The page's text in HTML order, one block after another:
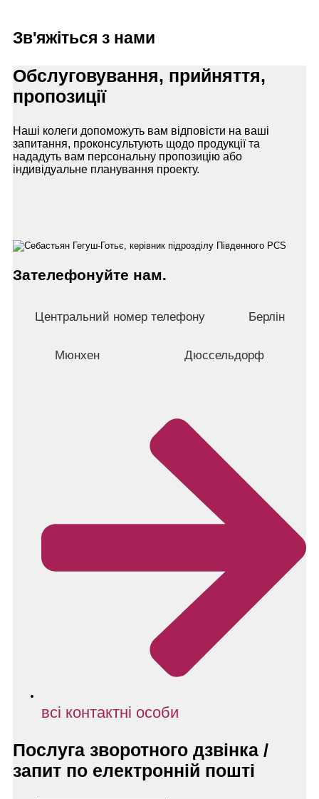
Зв'яжіться з нами
Обслуговування, прийняття,
пропозиції
Наші колеги допоможуть вам відповісти на ваші
запитання, проконсультують щодо продукції та
нададуть вам персональну пропозицію або
індивідуальне планування проекту.
Зателефонуйте нам.
Центральний номер телефону Берлін
Мюнхен Дюссельдорф
всі контактні особи
Послуга зворотного дзвінка /
запит по електронній пошті